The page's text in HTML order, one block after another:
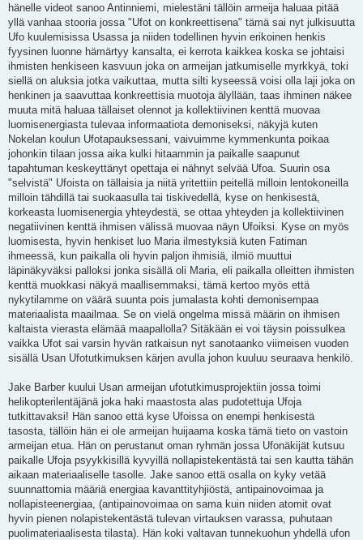
hänelle videot sanoo Antinniemi, mielestäni tällöin armeija haluaa pitää
yllä vanhaa stooria jossa "Ufot on konkreettisena" tämä sai nyt julkisuutta
Ufo kuulemisissa Usassa ja niiden todellinen hyvin erikoinen henkis
fyysinen luonne hämärtyy kansalta, ei kerrota kaikkea koska se johtaisi
ihmisten henkiseen kasvuun joka on armeijan jatkumiselle myrkkyä, toki
siellä on aluksia jotka vaikuttaa, mutta silti kyseessä voisi olla laji joka on
henkinen ja saavuttaa konkreettisia muotoja älyllään, taas ihminen näkee
muuta mitä haluaa tällaiset olennot ja kollektiivinen kenttä muovaa
luomisenergiasta tulevaa informaatiota demoniseksi, näkyjä kuten
Nokelan koulun Ufotapauksessani, vaivuimme kymmenkunta poikaa
johonkin tilaan jossa aika kulki hitaammin ja paikalle saapunut
tapahtuman keskeyttänyt opettaja ei nähnyt selvää Ufoa. Suurin osa
"selvistä" Ufoista on tällaisia ja niitä yritettiin peitellä milloin lentokoneilla
milloin tähdillä tai suokaasulla tai tiskivedellä, kyse on henkisestä,
korkeasta luomisenergia yhteydestä, se ottaa yhteyden ja kollektiivinen
negatiivinen kenttä ihmisen välissä muovaa näyn Ufoiksi. Kyse on myös
luomisesta, hyvin henkiset luo Maria ilmestyksiä kuten Fatiman
ihmeessä, kun paikalla oli hyvin paljon ihmisiä, ilmiö muuttui
läpinäkyväksi palloksi jonka sisällä oli Maria, eli paikalla olleitten ihmisten
kenttä muokkasi näkyä maallisemmaksi, tämä kertoo myös että
nykytilamme on väärä suunta pois jumalasta kohti demonisempaa
materiaalista maailmaa. Se on vielä ongelma missä määrin on ihmisen
kaltaista vierasta elämää maapallolla? Sitäkään ei voi täysin poissulkea
vaikka Ufot sai varsin hyvän ratkaisun nyt sanotaanko viimeisen vuoden
sisällä Usan Ufotutkimuksen kärjen avulla johon kuuluu seuraava henkilö.
Jake Barber kuului Usan armeijan ufotutkimusprojektiin jossa toimi
helikopterilentäjänä joka haki maastosta alas pudotettuja Ufoja
tutkittavaksi! Hän sanoo että kyse Ufoissa on enempi henkisestä
tasosta, tällöin hän ei ole armeijan huijaama koska tämä tieto on vastoin
armeijan etua. Hän on perustanut oman ryhmän jossa Ufonäkijät kutsuu
paikalle Ufoja psyykkisillä kyvyillä nollapistekentästä tai sen kautta tähän
aikaan materiaaliselle tasolle. Jake sanoo että osalla on kyky vetää
suunnattomia määriä energiaa kavanttityhjiöstä, antipainovoimaa ja
nollapisteenergiaa, (antipainovoimaa on sama kuin niiden atomit ovat
hyvin pienen nolapistekentästä tulevan virtauksen varassa, puhutaan
puolimateriaalisesta tilasta). Hän koki valtavan tunnekuohun yhdellä ufon